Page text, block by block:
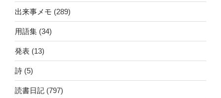
出来事メモ (289)
用語集 (34)
発表 (13)
詩 (5)
読書日記 (797)